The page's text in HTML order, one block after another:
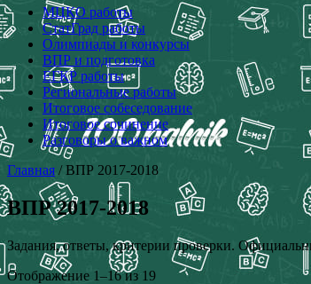
МЦКО работы
СтатГрад работы
Олимпиады и конкурсы
ВПР и подготовка
ЕГКР работы
Региональные работы
Итоговое собеседование
Итоговое сочинение
Разговоры о важном
Главная / ВПР 2017-2018
ВПР 2017-2018
Задания, ответы, критерии проверки.
Отображение 1–16 из 19